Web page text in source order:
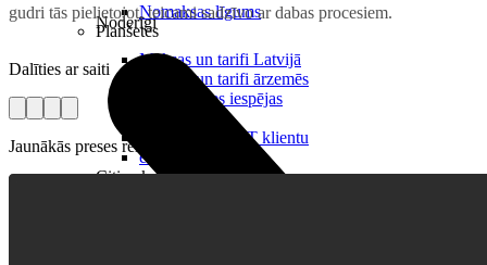
Noderīgi
Maksas un tarifi Latvijā
Maksas un tarifi ārzemēs
LMT Kartes iespējas
Kā kļūt par LMT klientu
eSIM tehnoloģija
Citi pakalpojumi
Nomaksas līgums
Planšetes
gudri tās pielietojot, teicami sadzīvo ar dabas procesiem.
Dalīties ar saiti
Jaunākās preses relīzes